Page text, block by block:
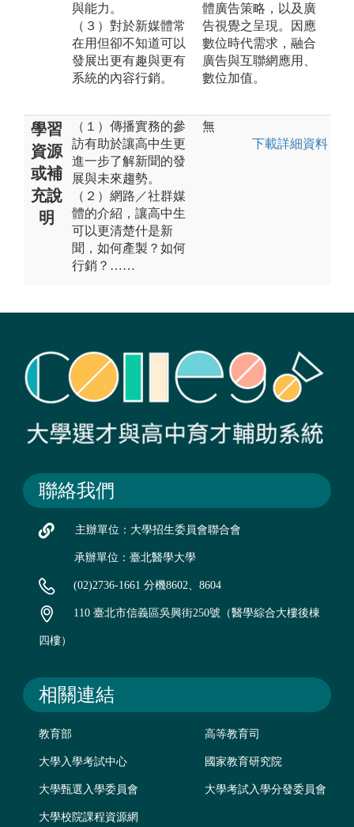
與能力。
（３）對於新媒體常
在用但卻不知道可以
發展出更有趣與更有
系統的內容行銷。
體廣告策略，以及廣
告視覺之呈現。因應
數位時代需求，融合
廣告與互聯網應用、
數位加值。
學習
資源
或補
充說
明
（１）傳播實務的參
訪有助於讓高中生更
進一步了解新聞的發
展與未來趨勢。
（２）網路／社群媒
體的介紹，讓高中生
可以更清楚什是新
聞，如何產製？如何
行銷？……
無
下載詳細資料
聯絡我們
主辦單位：大學招生委員會聯合會
承辦單位：臺北醫學大學
(02)2736-1661 分機8602、8604
110 臺北市信義區吳興街250號（醫學綜合大樓後棟
四樓）
相關連結
教育部 高等教育司
大學入學考試中心 國家教育研究院
大學甄選入學委員會 大學考試入學分發委員會
大學校院課程資源網